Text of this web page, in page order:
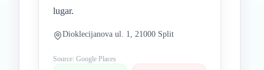
lugar.
Dioklecijanova ul. 1, 21000 Split
Source: Google Places